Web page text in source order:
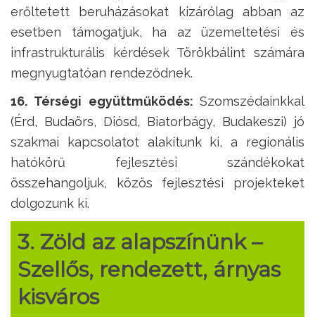
erőltetett beruházásokat kizárólag abban az
esetben támogatjuk, ha az üzemeltetési és
infrastrukturális kérdések Törökbálint számára
megnyugtatóan rendeződnek.
16. Térségi együttműködés: Szomszédainkkal
(Érd, Budaörs, Diósd, Biatorbágy, Budakeszi) jó
szakmai kapcsolatot alakítunk ki, a regionális
hatókörű fejlesztési szándékokat
összehangoljuk, közös fejlesztési projekteket
dolgozunk ki.
3. Zöld az alapszínünk–
Szellős, rendezett, árnyas
kisváros